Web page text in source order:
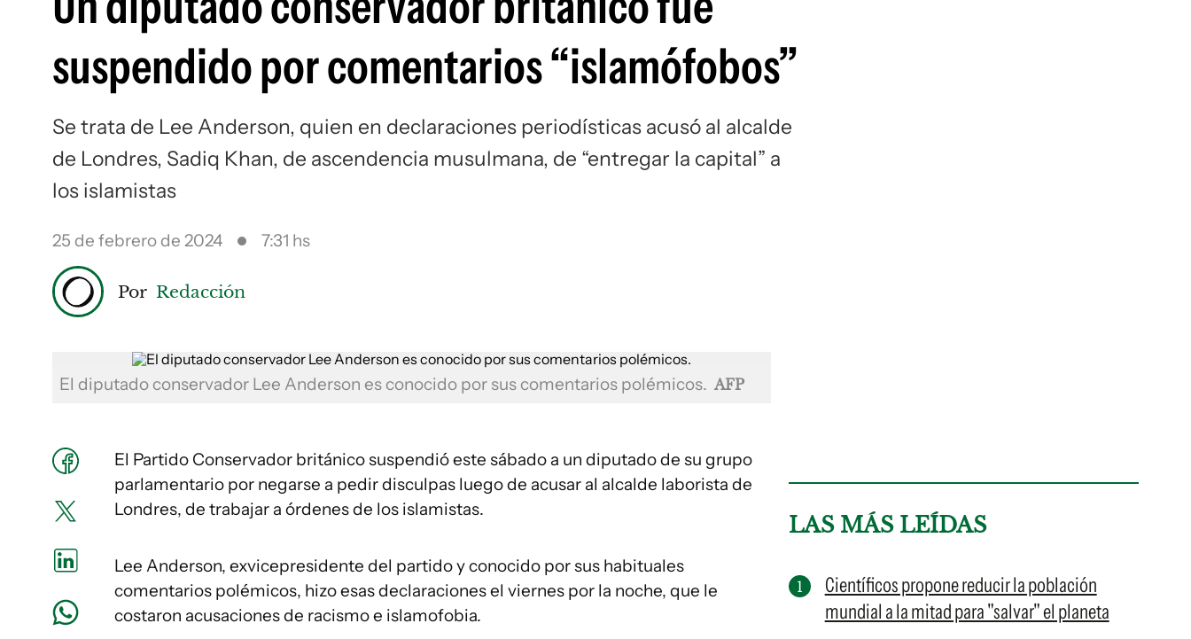
suspendido por comentarios “islamófobos”
Se trata de Lee Anderson, quien en declaraciones periodísticas acusó al alcalde
de Londres, Sadiq Khan, de ascendencia musulmana, de “entregar la capital” a
los islamistas
25 de febrero de 2024 7:31 hs
Por Redacción
El diputado conservador Lee Anderson es conocido por sus comentarios polémicos. AFP
El Partido Conservador británico suspendió este sábado a un diputado de su grupo
parlamentario por negarse a pedir disculpas luego de acusar al alcalde laborista de
Londres, de trabajar a órdenes de los islamistas.
Lee Anderson, exvicepresidente del partido y conocido por sus habituales
comentarios polémicos, hizo esas declaraciones el viernes por la noche, que le
costaron acusaciones de racismo e islamofobia.
LAS MÁS LEÍDAS
Científicos propone reducir la población
mundial a la mitad para "salvar" el planeta